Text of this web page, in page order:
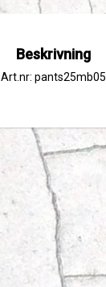
Beskrivning
Art.nr: pants25mb05